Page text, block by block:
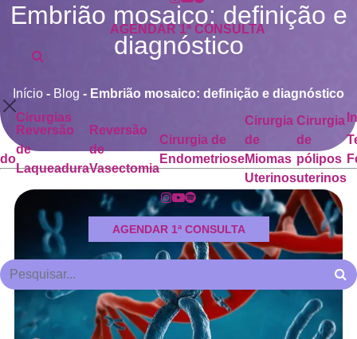
AGENDAR 1ª CONSULTA
Cirurgias
Reversão
de
Laqueadura
Reversão
de
Vasectomia
Cirurgia de
Endometriose
Cirurgia
de
Miomas
Uterinos
Cirurgia
de
pólipos
uterinos
AGENDAR 1ª CONSULTA
Embrião mosaico: definição e
diagnóstico
Início - Blog - Embrião mosaico: definição e diagnóstico